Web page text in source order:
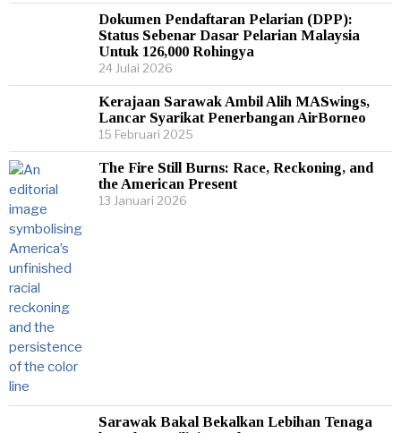
Dokumen Pendaftaran Pelarian (DPP):
Status Sebenar Dasar Pelarian Malaysia
Untuk 126,000 Rohingya
24 Julai 2026
Kerajaan Sarawak Ambil Alih MASwings,
Lancar Syarikat Penerbangan AirBorneo
15 Februari 2025
The Fire Still Burns: Race, Reckoning, and
the American Present
13 Januari 2026
Sarawak Bakal Bekalkan Lebihan Tenaga